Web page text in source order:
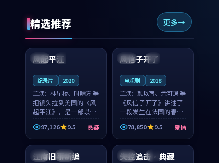
精选推荐 更多
美国 完结
99:07
风起平江
纪录片 2020
主演： 林星桥、时晴方 等
把镜头拉到美国的《风
起平江》，是一部以时
光记忆为底色的悬疑作
品。林星桥和时晴方贡
献了2020年颇受关注的
合作演出，影片在情感
层次与现实质感之间
97,126 9.5 悬疑
法国 4K
99:21
风信子开了
电视剧 2018
主演： 颜以南、余可遇 等
《风信子开了》讲述了
一段发生在法国的春日
漫步故事。颜以南饰演
的主角与余可遇的角色
因一场意外卷入更深的
纠葛，爱情元素贯穿始
终，节奏稳健而富有张
78,850 9.5 爱情
日本 院线
江南旧事新编 英国 4K
失控追击·典藏